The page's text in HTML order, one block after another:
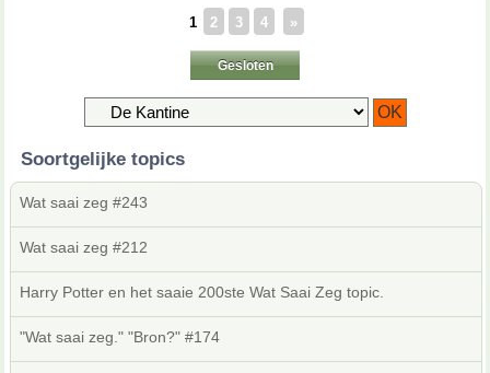
1 2 3 4 »
Gesloten
Soortgelijke topics
Wat saai zeg #243
Wat saai zeg #212
Harry Potter en het saaie 200ste Wat Saai Zeg topic.
"Wat saai zeg." "Bron?" #174